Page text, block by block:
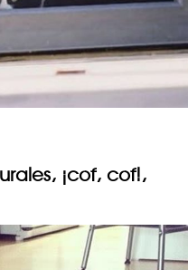
¡cof, cof!,